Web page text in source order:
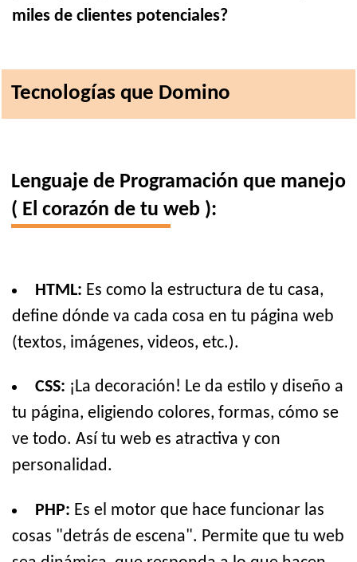
miles de clientes potenciales?
Tecnologías que Domino
Lenguaje de Programación que manejo
( El corazón de tu web ):
HTML: Es como la estructura de tu casa,
define dónde va cada cosa en tu página web
(textos, imágenes, videos, etc.).
CSS: ¡La decoración! Le da estilo y diseño a
tu página, eligiendo colores, formas, cómo se
ve todo. Así tu web es atractiva y con
personalidad.
PHP: Es el motor que hace funcionar las
cosas "detrás de escena". Permite que tu web